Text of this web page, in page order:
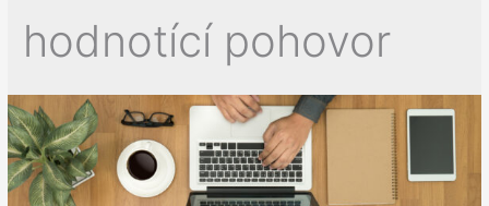
hodnotící pohovor